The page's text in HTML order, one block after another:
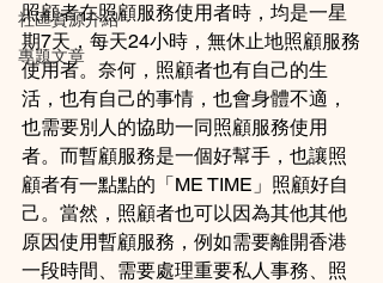
社區資源介紹
專題文章
照顧者在照顧服務使用者時，均是一星
期7天，每天24小時，無休止地照顧服務
使用者。奈何，照顧者也有自己的生
活，也有自己的事情，也會身體不適，
也需要別人的協助一同照顧服務使用
者。而暫顧服務是一個好幫手，也讓照
顧者有一點點的「ME TIME」照顧好自
己。當然，照顧者也可以因為其他其他
原因使用暫顧服務，例如需要離開香港
一段時間、需要處理重要私人事務、照